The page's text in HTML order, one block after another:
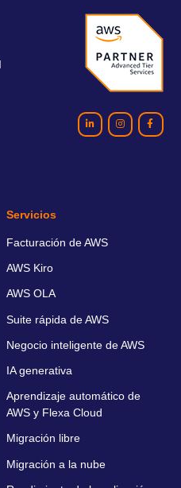
Servicios
Facturación de AWS
AWS Kiro
AWS OLA
Suite rápida de AWS
Negocio inteligente de AWS
IA generativa
Aprendizaje automático de
AWS y Flexa Cloud
Migración libre
Migración a la nube